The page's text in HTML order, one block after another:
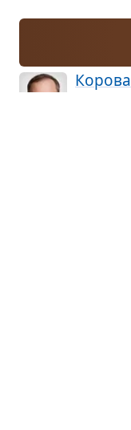
Корова